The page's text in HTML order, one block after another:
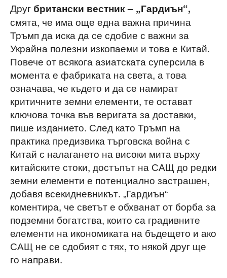
Другбритански вестник – „Гардиън“,
смята, че има още една важна причина
Тръмп да иска да се сдобие с важни за
Украйна полезни изкопаеми и това е Китай.
Повече от всякога азиатската суперсила в
момента е фабриката на света, а това
означава, че където и да се намират
критичните земни елементи, те остават
ключова точка във веригата за доставки,
пише изданието. След като Тръмп на
практика предизвика търговска война с
Китай с налагането на високи мита върху
китайските стоки, достъпът на САЩ до редки
земни елементи е потенциално застрашен,
добавя всекидневникът. „Гардиън“
коментира, че светът е обхванат от борба за
подземни богатства, които са градивните
елементи на икономиката на бъдещето и ако
САЩ не се сдобият с тях, то някой друг ще
го направи.